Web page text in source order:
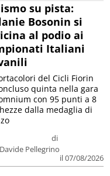
su pista:
Bosonin si
al podio ai
Italiani
di
Davide Pellegrino
il 07/08/2026
del Cicli Fiorin
quinta nella gara
con 95 punti a 8
dalla medaglia di